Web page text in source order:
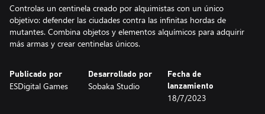
Controlas un centinela creado por alquimistas con un único
objetivo: defender las ciudades contra las infinitas hordas de
mutantes. Combina objetos y elementos alquímicos para adquirir
más armas y crear centinelas únicos.
Publicado por
ESDigital Games
Desarrollado por
Sobaka Studio
Fecha de
lanzamiento
18/7/2023